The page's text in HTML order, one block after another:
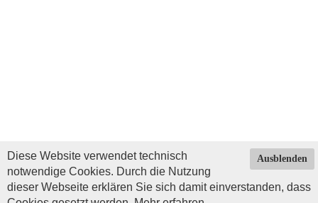
Ausblenden
Diese Website verwendet technisch
notwendige Cookies. Durch die Nutzung
dieser Webseite erklären Sie sich damit einverstanden, dass